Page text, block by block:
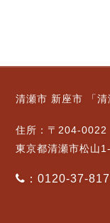
清瀬市 新座市 「清
住所：〒204-0022
東京都清瀬市松山
：0120-37-